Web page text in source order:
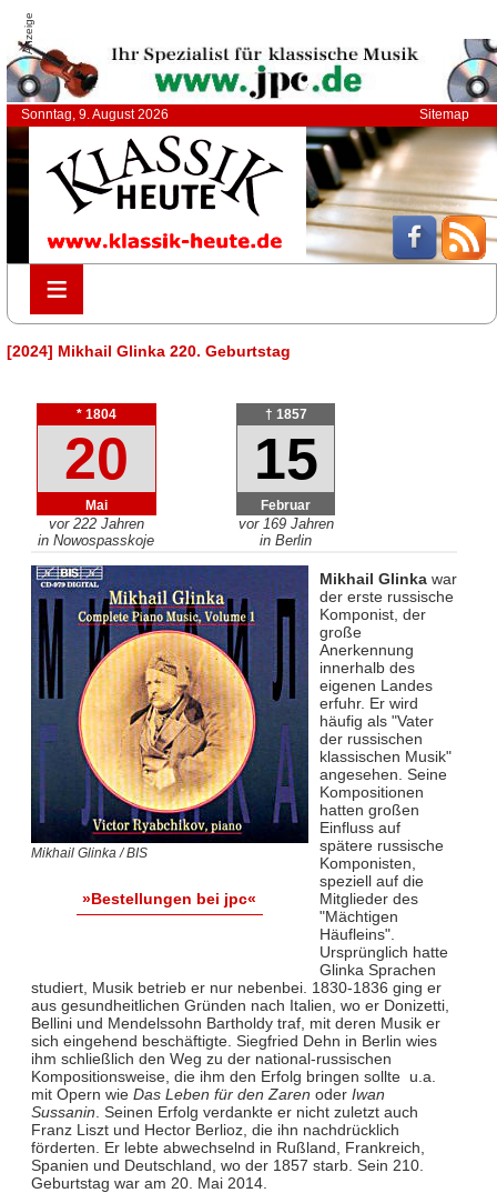
Anzeige
Sonntag, 9. August 2026 Sitemap
≡
≡
[2024] Mikhail Glinka 220. Geburtstag
* 1804
20
Mai
vor 222 Jahren
in Nowospasskoje
† 1857
15
Februar
vor 169 Jahren
in Berlin
Mikhail Glinka / BIS
»Bestellungen bei jpc«
Mikhail Glinkawar
der erste russische
Komponist, der
große
Anerkennung
innerhalb des
eigenen Landes
erfuhr. Er wird
häufig als "Vater
der russischen
klassischen Musik"
angesehen. Seine
Kompositionen
hatten großen
Einfluss auf
spätere russische
Komponisten,
speziell auf die
Mitglieder des
"Mächtigen
Häufleins".
Ursprünglich hatte
Glinka Sprachen
studiert, Musik betrieb er nur nebenbei. 1830-1836 ging er
aus gesundheitlichen Gründen nach Italien, wo er Donizetti,
Bellini und Mendelssohn Bartholdy traf, mit deren Musik er
sich eingehend beschäftigte. Siegfried Dehn in Berlin wies
ihm schließlich den Weg zu der national-russischen
Kompositionsweise, die ihm den Erfolg bringen sollte ­ u.a.
mit Opern wie Das Leben für den Zaren oder Iwan
Sussanin . Seinen Erfolg verdankte er nicht zuletzt auch
Franz Liszt und Hector Berlioz, die ihn nachdrücklich
förderten. Er lebte abwechselnd in Rußland, Frankreich,
Spanien und Deutschland, wo der 1857 starb. Sein 210.
Geburtstag war am 20. Mai 2014.